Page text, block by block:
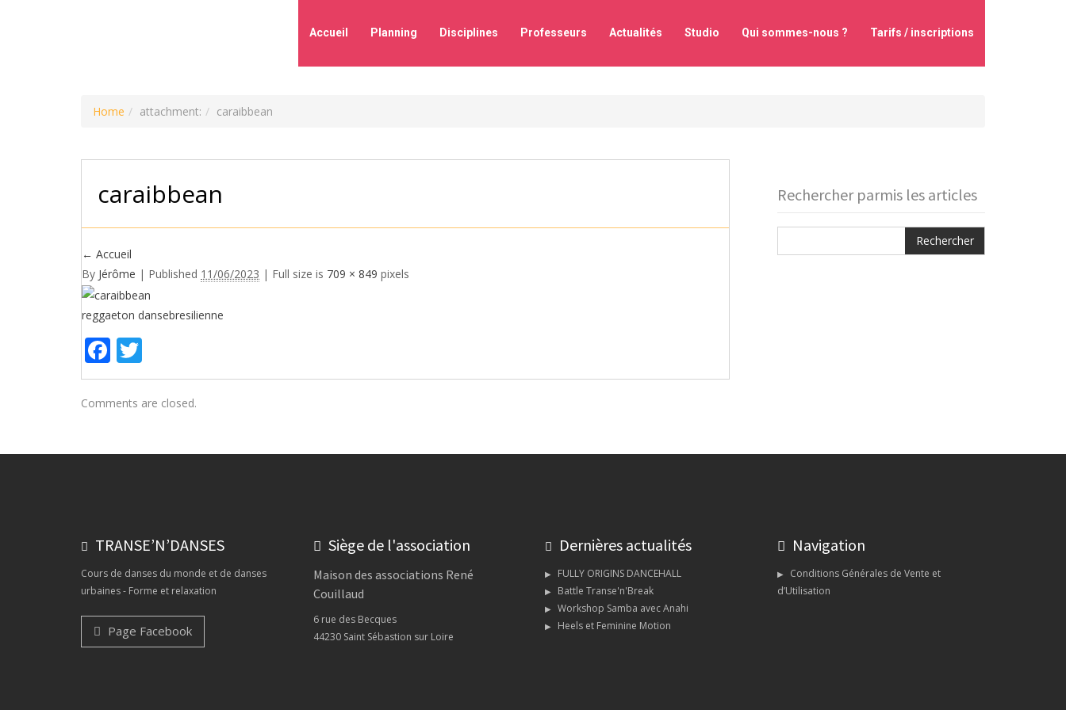
Accueil Planning Disciplines Professeurs Actualités Studio Qui sommes-nous ? Tarifs / inscriptions
Home attachment: caraibbean
caraibbean
← Accueil
By Jérôme | Published 11/06/2023 | Full size is 709 × 849 pixels
reggaeton dansebresilienne
Facebook
Comments are closed.
Rechercher parmis les articles
TRANSE’N’DANSES
Cours de danses du monde et de danses
urbaines - Forme et relaxation
Page Facebook
Siège de l'association
Maison des associations René
Couillaud
6 rue des Becques
44230 Saint Sébastion sur Loire
Dernières actualités
FULLY ORIGINS DANCEHALL
Battle Transe'n'Break
Workshop Samba avec Anahi
Heels et Feminine Motion
Navigation
Conditions Générales de Vente et
d’Utilisation